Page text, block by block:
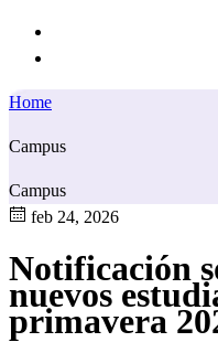
Home
Campus
Campus
feb 24, 2026
Notificación
nuevos
primavera